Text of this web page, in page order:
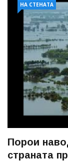
НА СТЕНАТА
Порои
страната